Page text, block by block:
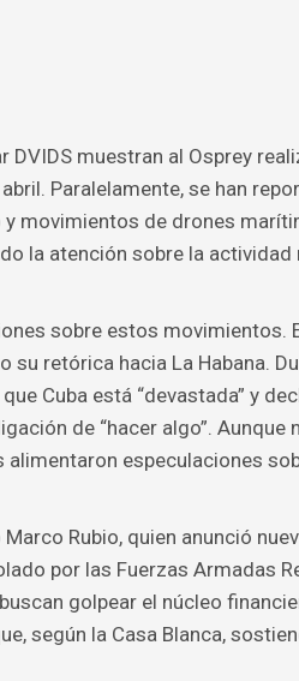
muestran al Osprey
Paralelamente, se han
movimientos de drones
la atención sobre la
sobre estos movimientos.
su retórica hacia La Habana.
Cuba está “devastada” y
de “hacer algo”. Aunque
especulaciones
Rubio, quien anunció
por las Fuerzas Armadas
golpear el núcleo
según la Casa Blanca,